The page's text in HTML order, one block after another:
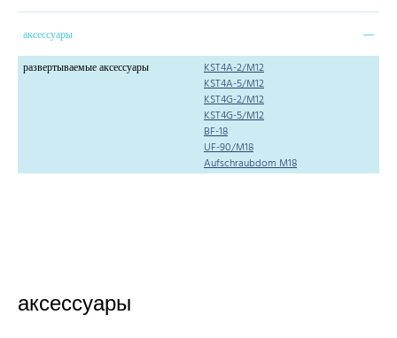
аксессуары
развертываемые аксессуары
KST4A-2/M12
KST4A-5/M12
KST4G-2/M12
KST4G-5/M12
BF-18
UF-90/M18
Aufschraubdom M18
аксессуары